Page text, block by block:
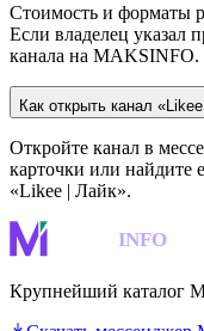
Стоимость и форматы
Если владелец указал
канала на MAKSINFO.
Как открыть канал
Откройте канал в
карточки или найдите
«Likee | Лайк».
INFO
Крупнейший каталог